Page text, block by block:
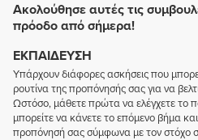
Ακολούθησε αυτές τις
πρόοδο από σήμερα!
ΕΚΠΑΊΔΕΥΣΗ
Υπάρχουν διάφορες ασκήσεις που
ρουτίνα της προπόνησής σας για να
Ωστόσο, μάθετε πρώτα να ελέγχετε το
μπορείτε να κάνετε το επόμενο βήμα
προπόνησή σας σύμφωνα με τον στόχο